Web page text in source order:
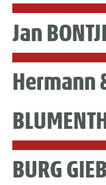
Jan
Hermann
BURG